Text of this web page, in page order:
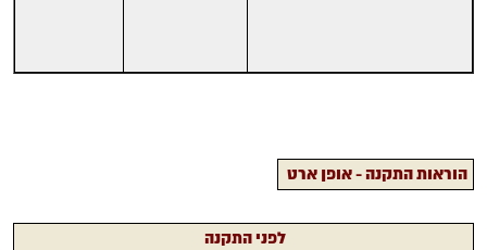
הוראות התקנה - אופן ארט
לפני התקנה